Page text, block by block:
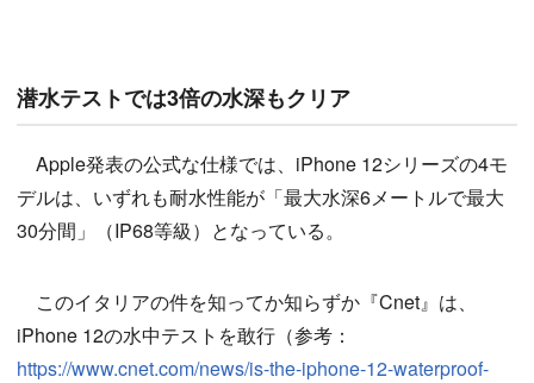
潜水テストでは3倍の水深もクリア
Apple発表の公式な仕様では、iPhone 12シリーズの4モ
デルは、いずれも耐水性能が「最大水深6メートルで最大
30分間」（IP68等級）となっている。
このイタリアの件を知ってか知らずか『Cnet』は、
iPhone 12の水中テストを敢行（参考：
https://www.cnet.com/news/is-the-iphone-12-waterproof-